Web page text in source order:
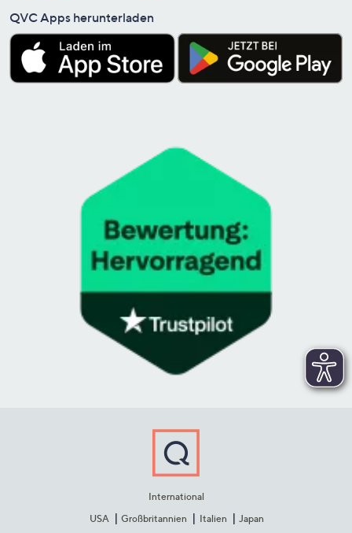
QVC Apps herunterladen
International
USA
Großbritannien Italien Japan